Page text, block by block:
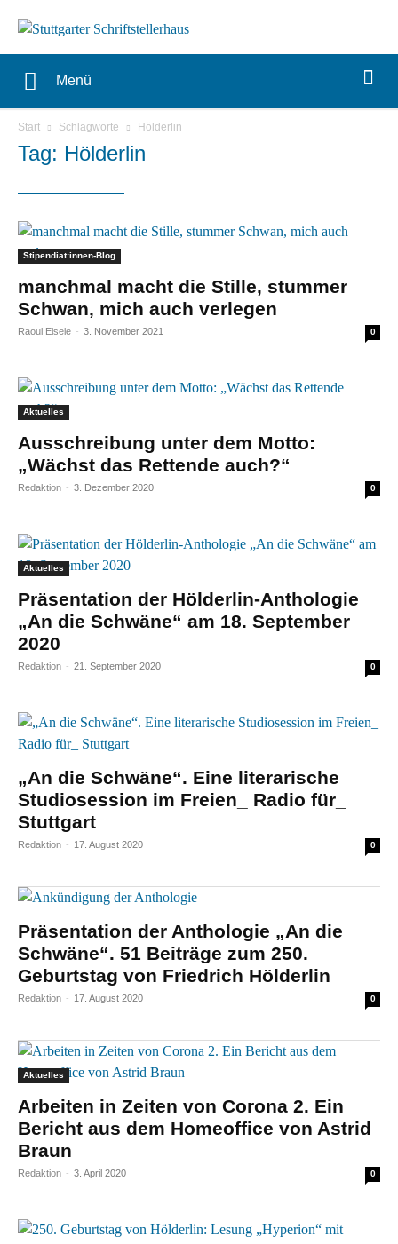
Menü
Start Schlagworte Hölderlin
Tag: Hölderlin
Stipendiat:innen-Blog
manchmal macht die Stille, stummer
Schwan, mich auch verlegen
Raoul Eisele - 3. November 2021 0
Aktuelles
Ausschreibung unter dem Motto:
„Wächst das Rettende auch?“
Redaktion - 3. Dezember 2020 0
Aktuelles
Präsentation der Hölderlin-Anthologie
„An die Schwäne“ am 18. September
2020
Redaktion - 21. September 2020 0
„An die Schwäne“. Eine literarische
Studiosession im Freien_ Radio für_
Stuttgart
Redaktion - 17. August 2020 0
Präsentation der Anthologie „An die
Schwäne“. 51 Beiträge zum 250.
Geburtstag von Friedrich Hölderlin
Redaktion - 17. August 2020 0
Aktuelles
Arbeiten in Zeiten von Corona 2. Ein
Bericht aus dem Homeoffice von Astrid
Braun
Redaktion - 3. April 2020 0